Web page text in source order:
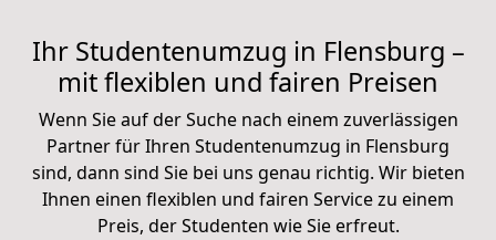
Ihr Studentenumzug in Flensburg –
mit flexiblen und fairen Preisen
Wenn Sie auf der Suche nach einem zuverlässigen
Partner für Ihren Studentenumzug in Flensburg
sind, dann sind Sie bei uns genau richtig. Wir bieten
Ihnen einen flexiblen und fairen Service zu einem
Preis, der Studenten wie Sie erfreut.